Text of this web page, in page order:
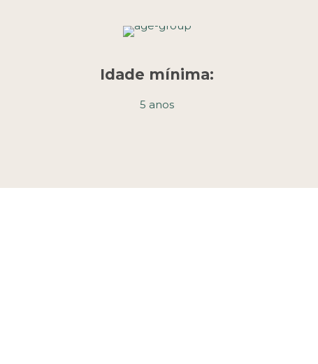
Idade mínima:
5 anos